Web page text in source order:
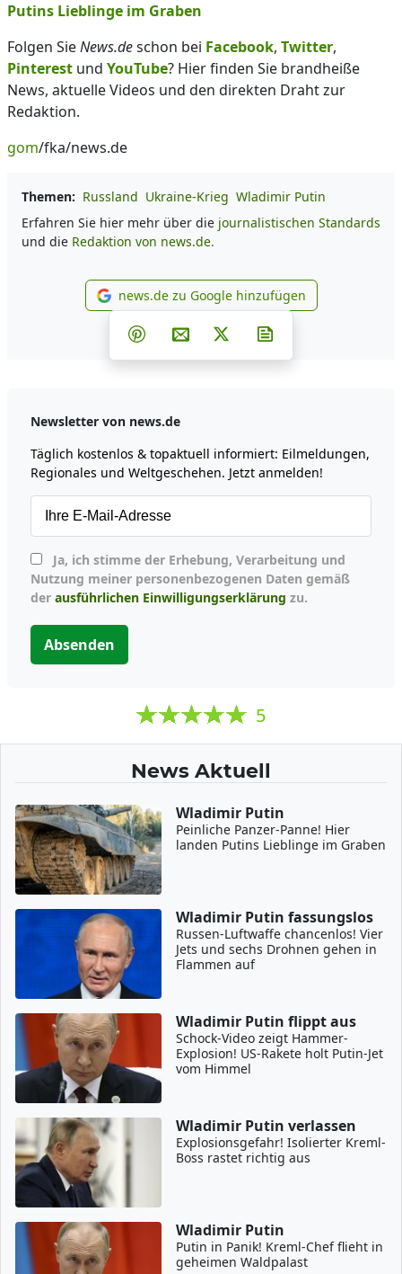
Putins Lieblinge im Graben
Folgen SieNews.deschon bei Facebook, Twitter,
Pinterest und YouTube? Hier finden Sie brandheiße
News, aktuelle Videos und den direkten Draht zur
Redaktion.
gom/fka/news.de
Themen: Russland Ukraine-Krieg Wladimir Putin
Erfahren Sie hier mehr über die journalistischen Standards
und die Redaktion von news.de.
news.de zu Google
news.de zu Google hinzufügen
Teilen auf Facebook
Teilen auf Whatsapp
Teilen auf Telegram
Teilen auf Pinterest
Per E-Mail teilen
Post auf X
Newsletter von news.de
Täglich kostenlos & topaktuell informiert: Eilmeldungen,
Regionales und Weltgeschehen. Jetzt anmelden!
Nutzung meiner personenbezogenen Daten gemäß
der ausführlichen Einwilligungserklärung zu.
Absenden
5
News Aktuell
Wladimir Putin
Peinliche Panzer-Panne! Hier
landen Putins Lieblinge im Graben
Wladimir Putin fassungslos
Russen-Luftwaffe chancenlos! Vier
Jets und sechs Drohnen gehen in
Flammen auf
Wladimir Putin flippt aus
Schock-Video zeigt Hammer-
Explosion! US-Rakete holt Putin-Jet
vom Himmel
Wladimir Putin verlassen
Explosionsgefahr! Isolierter Kreml-
Boss rastet richtig aus
Wladimir Putin
Putin in Panik! Kreml-Chef flieht in
geheimen Waldpalast